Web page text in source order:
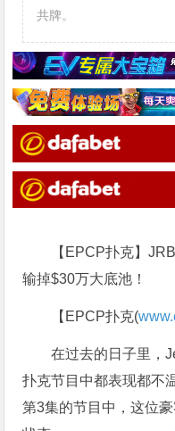
共牌。
【EPCP扑克】
输掉$30万大底池！
【EPCP扑克(
在过去的日子里，
扑克节目中都表现都不
第3集的节目中，这位